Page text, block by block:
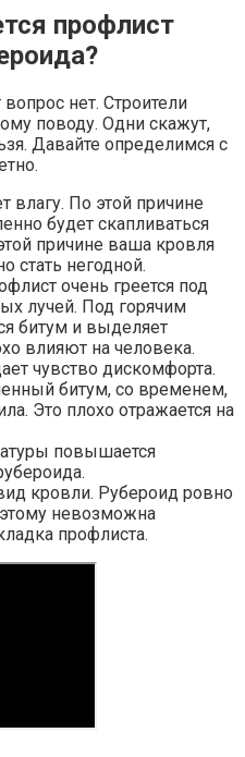
профлист
нет. Строители
поводу. Одни скажут,
Давайте определимся с
влагу. По этой причине
будет скапливаться
причине ваша кровля
стать негодной.
очень греется под
лучей. Под горячим
битум и выделяет
влияют на человека.
чувство дискомфорта.
битум, со временем,
Это плохо отражается на
повышается
кровли. Рубероид ровно
невозможна
профлиста.